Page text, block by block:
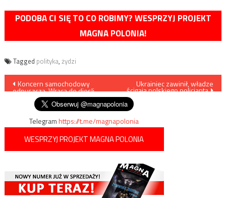
PODOBA CI SIĘ TO CO ROBIMY? WESPRZYJ PROJEKT
MAGNA POLONIA!
Tagged polityka, żydzi
Nawigacja
wpisu
Koncern samochodowy
odpuszcza. Wraca do diesli
Ukrainiec zawinił, władze
ścigają polskiego policjanta
Telegramhttps://t.me/magnapolonia
WESPRZYJ PROJEKT MAGNA POLONIA